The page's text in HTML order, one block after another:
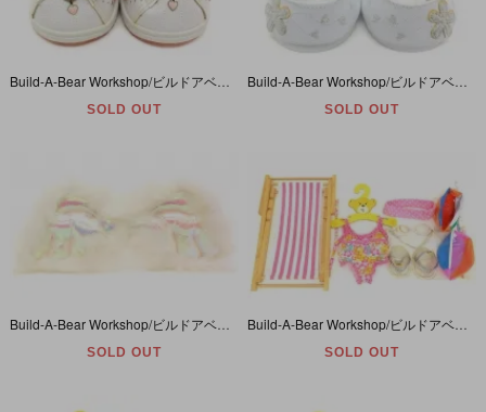
Build-A-Bear Workshop/ビルドアベアワークショップ・ぬいぐるみ・Clothing・コスチューム・着せ替え・Shoes/靴・SKECHERS/スケッチャーズ
SOLD OUT SOLD OUT
Build-A-Bear Workshop/ビルドアベアワークショップ・ぬいぐるみ・Clothing・コスチューム・着せ替え・洋服/衣装・Angel Wings/天使の羽
SOLD OUT
Build-A-Bear Workshop/ビルドアベアワークショップ・ぬいぐるみ・Clothing・コスチューム・着せ替え・洋服/衣装・Summer Swimsuit set・水着セット
SOLD OUT